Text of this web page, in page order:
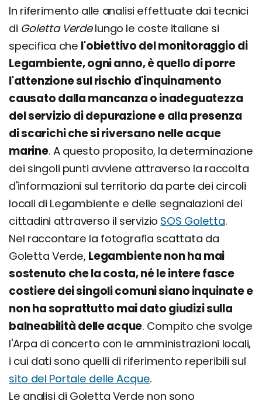
In riferimento alle analisi effettuate dai tecnici
di Goletta Verdelungo le coste italiane si
specifica che l'obiettivo del monitoraggio di
Legambiente, ogni anno, è quello di porre
l'attenzione sul rischio d'inquinamento
causato dalla mancanza o inadeguatezza
del servizio di depurazione e alla presenza
di scarichi che si riversano nelle acque
marine. A questo proposito, la determinazione
dei singoli punti avviene attraverso la raccolta
d'informazioni sul territorio da parte dei circoli
locali di Legambiente e delle segnalazioni dei
cittadini attraverso il servizio SOS Goletta.
Nel raccontare la fotografia scattata da
Goletta Verde, Legambiente non ha mai
sostenuto che la costa, né le intere fasce
costiere dei singoli comuni siano inquinate e
non ha soprattutto mai dato giudizi sulla
balneabilità delle acque. Compito che svolge
l'Arpa di concerto con le amministrazioni locali,
i cui dati sono quelli di riferimento reperibili sul
sito del Portale delle Acque.
Le analisi di Goletta Verde non sono